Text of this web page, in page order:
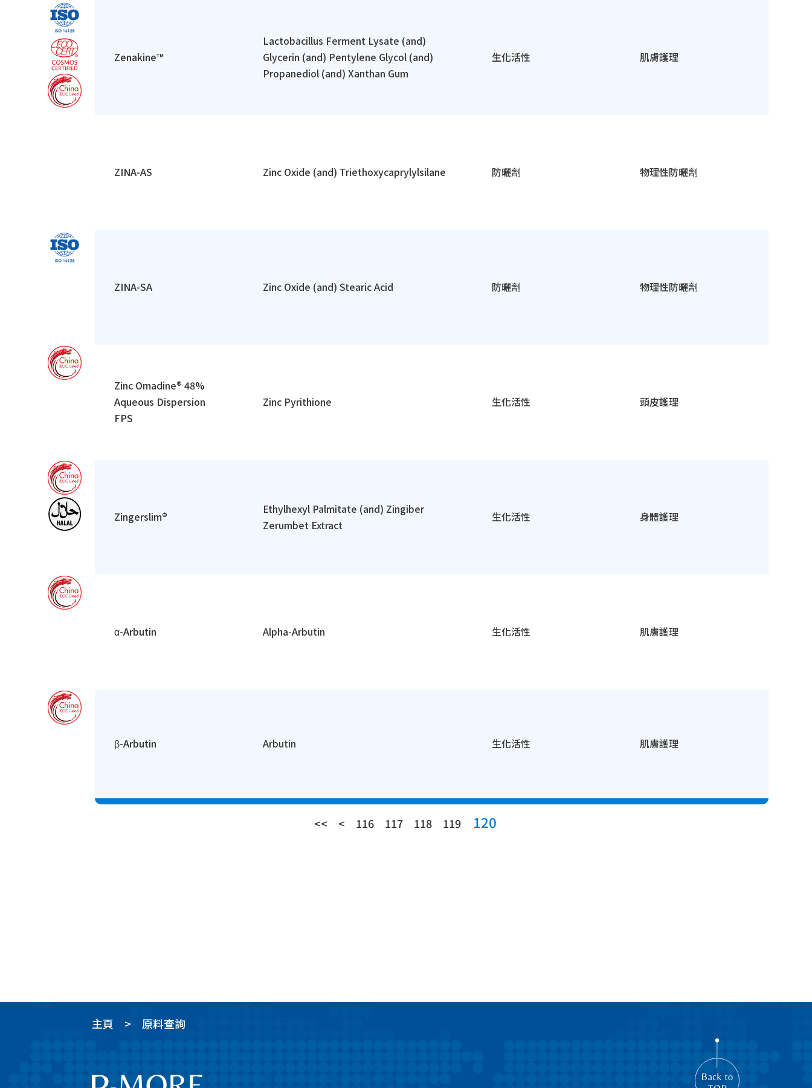
Zenakine™
Lactobacillus Ferment Lysate (and)
Glycerin (and) Pentylene Glycol (and)
Propanediol (and) Xanthan Gum
生化活性 肌膚護理
ZINA-AS Zinc Oxide (and) Triethoxycaprylylsilane 防曬劑 物理性防曬劑
ZINA-SA Zinc Oxide (and) Stearic Acid 防曬劑 物理性防曬劑
Zinc Omadine® 48%
Aqueous Dispersion
FPS
Zinc Pyrithione 生化活性 頭皮護理
Zingerslim®
Ethylhexyl Palmitate (and) Zingiber
Zerumbet Extract
生化活性 身體護理
α-Arbutin Alpha-Arbutin 生化活性 肌膚護理
β-Arbutin Arbutin 生化活性 肌膚護理
<< < 116 117 118 119 120
主頁 原料查詢